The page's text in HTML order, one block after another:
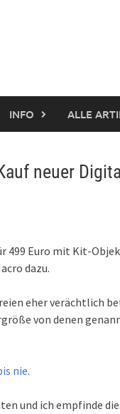
INFO ALLE
neuer
499 Euro mit Kit-
dazu.
eher verächtlich
von denen
nie.
und ich empfinde